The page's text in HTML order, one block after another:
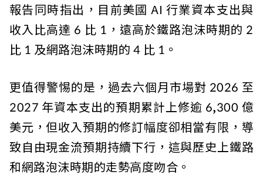
報告同時指出，目前美國 AI 行業資本支出與
收入比高達 6 比 1，遠高於鐵路泡沫時期的 2
比 1 及網路泡沫時期的 4 比 1。
更值得警惕的是，過去六個月市場對 2026 至
2027 年資本支出的預期累計上修逾 6,300 億
美元，但收入預期的修訂幅度卻相當有限，導
致自由現金流預期持續下行，這與歷史上鐵路
和網路泡沫時期的走勢高度吻合。